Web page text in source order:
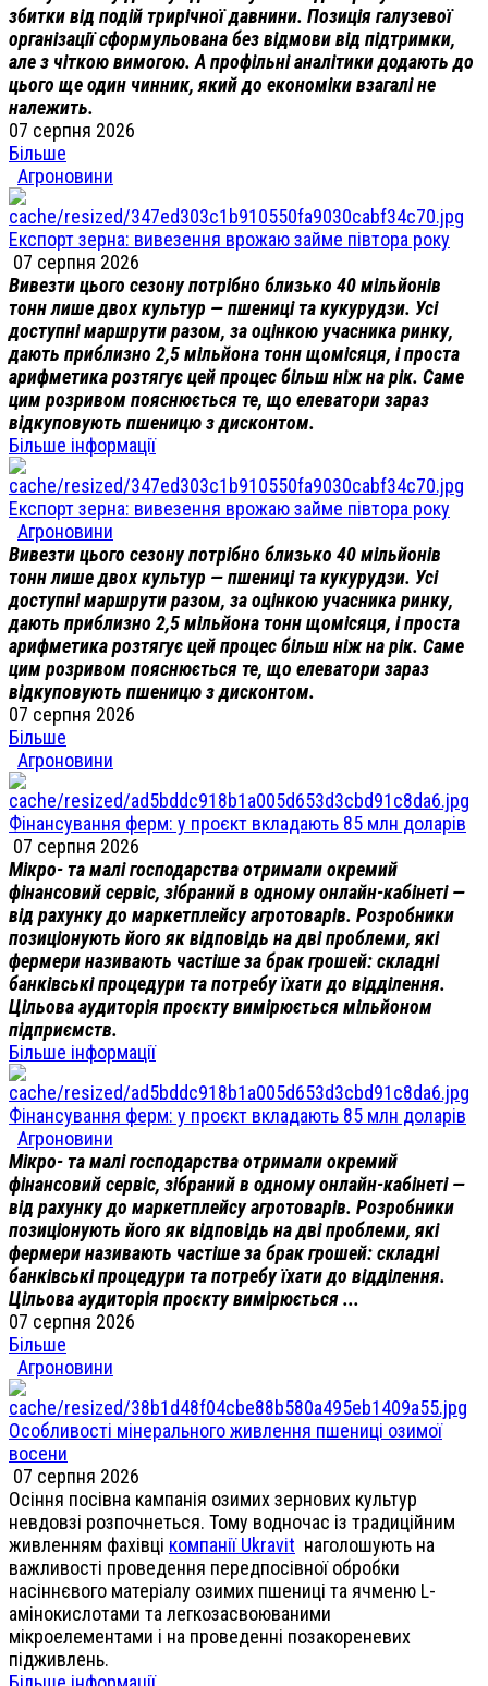
збитки від подій трирічної давнини. Позиція галузевої
організації сформульована без відмови від підтримки,
але з чіткою вимогою. А профільні аналітики додають до
цього ще один чинник, який до економіки взагалі не
належить.
07 серпня 2026
Більше
Агроновини
Експорт зерна: вивезення врожаю займе півтора року
07 серпня 2026
Вивезти цього сезону потрібно близько 40 мільйонів
тонн лише двох культур — пшениці та кукурудзи. Усі
доступні маршрути разом, за оцінкою учасника ринку,
дають приблизно 2,5 мільйона тонн щомісяця, і проста
арифметика розтягує цей процес більш ніж на рік. Саме
цим розривом пояснюється те, що елеватори зараз
відкуповують пшеницю з дисконтом.
Більше інформації
Експорт зерна: вивезення врожаю займе півтора року
Агроновини
Вивезти цього сезону потрібно близько 40 мільйонів
тонн лише двох культур — пшениці та кукурудзи. Усі
доступні маршрути разом, за оцінкою учасника ринку,
дають приблизно 2,5 мільйона тонн щомісяця, і проста
арифметика розтягує цей процес більш ніж на рік. Саме
цим розривом пояснюється те, що елеватори зараз
відкуповують пшеницю з дисконтом.
07 серпня 2026
Більше
Агроновини
Фінансування ферм: у проєкт вкладають 85 млн доларів
07 серпня 2026
Мікро- та малі господарства отримали окремий
фінансовий сервіс, зібраний в одному онлайн-кабінеті —
від рахунку до маркетплейсу агротоварів. Розробники
позиціонують його як відповідь на дві проблеми, які
фермери називають частіше за брак грошей: складні
банківські процедури та потребу їхати до відділення.
Цільова аудиторія проєкту вимірюється мільйоном
підприємств.
Більше інформації
Фінансування ферм: у проєкт вкладають 85 млн доларів
Агроновини
Мікро- та малі господарства отримали окремий
фінансовий сервіс, зібраний в одному онлайн-кабінеті —
від рахунку до маркетплейсу агротоварів. Розробники
позиціонують його як відповідь на дві проблеми, які
фермери називають частіше за брак грошей: складні
банківські процедури та потребу їхати до відділення.
Цільова аудиторія проєкту вимірюється ...
07 серпня 2026
Більше
Агроновини
Особливості мінерального живлення пшениці озимої
восени
07 серпня 2026
Осіння посівна кампанія озимих зернових культур
невдовзі розпочнеться. Тому водночас із традиційним
живленням фахівці компанії Ukravit наголошують на
важливості проведення передпосівної обробки
насіннєвого матеріалу озимих пшениці та ячменю L-
амінокислотами та легкозасвоюваними
мікроелементами і на проведенні позакореневих
підживлень.